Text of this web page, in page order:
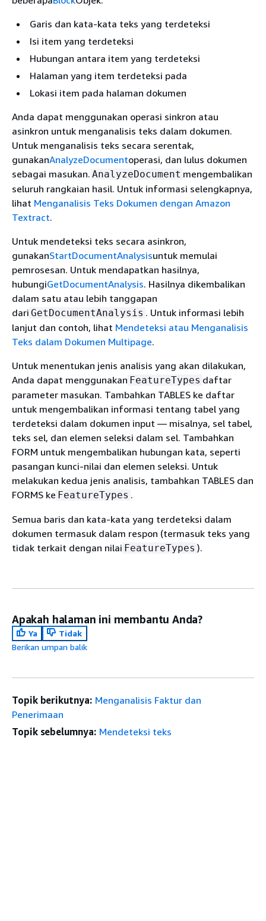
Garis dan kata-kata teks yang terdeteksi
Isi item yang terdeteksi
Hubungan antara item yang terdeteksi
Halaman yang item terdeteksi pada
Lokasi item pada halaman dokumen
Anda dapat menggunakan operasi sinkron atau
asinkron untuk menganalisis teks dalam dokumen.
Untuk menganalisis teks secara serentak,
gunakanAnalyzeDocumentoperasi, dan lulus dokumen
sebagai masukan. AnalyzeDocument mengembalikan
seluruh rangkaian hasil. Untuk informasi selengkapnya,
lihat Menganalisis Teks Dokumen dengan Amazon
Textract.
Untuk mendeteksi teks secara asinkron,
gunakanStartDocumentAnalysisuntuk memulai
pemrosesan. Untuk mendapatkan hasilnya,
hubungiGetDocumentAnalysis. Hasilnya dikembalikan
dalam satu atau lebih tanggapan
dari GetDocumentAnalysis . Untuk informasi lebih
lanjut dan contoh, lihat Mendeteksi atau Menganalisis
Teks dalam Dokumen Multipage.
Untuk menentukan jenis analisis yang akan dilakukan,
Anda dapat menggunakan FeatureTypes daftar
parameter masukan. Tambahkan TABLES ke daftar
untuk mengembalikan informasi tentang tabel yang
terdeteksi dalam dokumen input — misalnya, sel tabel,
teks sel, dan elemen seleksi dalam sel. Tambahkan
FORM untuk mengembalikan hubungan kata, seperti
pasangan kunci-nilai dan elemen seleksi. Untuk
melakukan kedua jenis analisis, tambahkan TABLES dan
FORMS ke FeatureTypes .
Semua baris dan kata-kata yang terdeteksi dalam
dokumen termasuk dalam respon (termasuk teks yang
tidak terkait dengan nilai FeatureTypes ).
Apakah halaman ini membantu Anda?
Ya
Tidak
Berikan umpan balik
Topik berikutnya: Menganalisis Faktur dan
Penerimaan
Topik sebelumnya: Mendeteksi teks